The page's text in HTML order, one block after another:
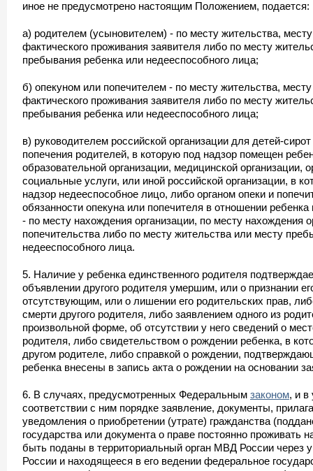
иное не предусмотрено настоящим Положением, подается:
а) родителем (усыновителем) - по месту жительства,
фактического проживания заявителя либо по месту
пребывания ребенка или недееспособного лица;
б) опекуном или попечителем - по месту жительства,
фактического проживания заявителя либо по месту
пребывания ребенка или недееспособного лица;
в) руководителем российской организации для детей-
попечения родителей, в которую под надзор помещен
образовательной организации, медицинской организации,
социальные услуги, или иной российской организации, в
надзор недееспособное лицо, либо органом опеки и
обязанности опекуна или попечителя в отношении
- по месту нахождения организации, по месту нахождения
попечительства либо по месту жительства или месту
недееспособного лица.
5. Наличие у ребенка единственного родителя
объявлении другого родителя умершим, или о признании
отсутствующим, или о лишении его родительских прав,
смерти другого родителя, либо заявлением одного из
произвольной форме, об отсутствии у него сведений о
родителя, либо свидетельством о рождении ребенка, в
другом родителе, либо справкой о рождении,
ребенка внесены в запись акта о рождении на основании
6. В случаях, предусмотренных Федеральным законом, и в
соответствии с ним порядке заявление, документы,
уведомления о приобретении (утрате) гражданства
государства или документа о праве постоянно проживать
быть поданы в территориальный орган МВД России через
России и находящееся в его ведении федеральное